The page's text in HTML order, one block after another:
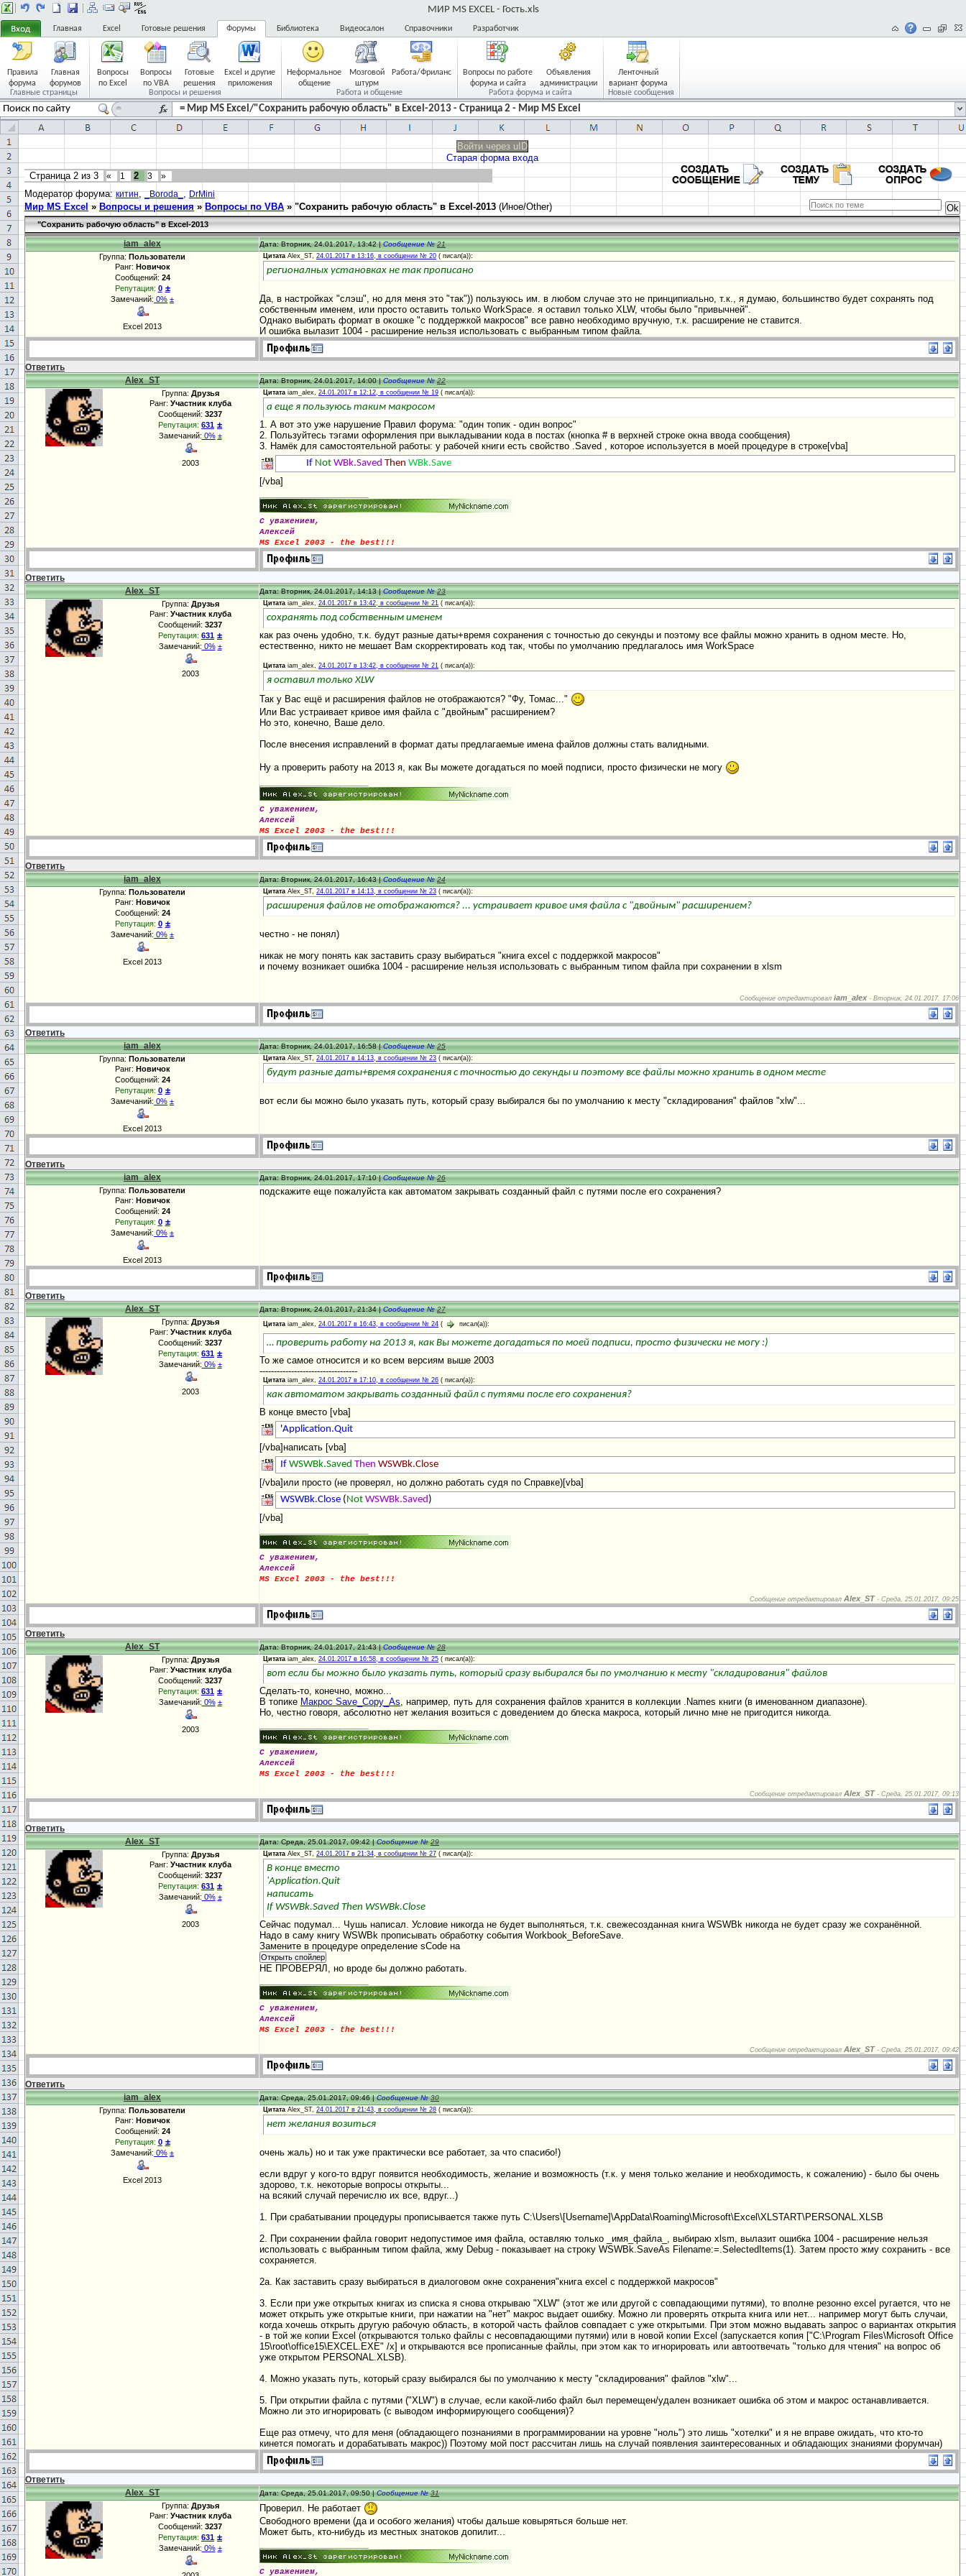
МИР MS EXCEL - Гость.xls
Главная Excel Готовые решения Форумы Библиотека Видеосалон Справочники Разработчик
Правила
форума
Главная
форумов
Главные страницы
Вопросы
по Excel
Вопросы
по VBA
Готовые
решения
Excel и другие
приложения
Вопросы и решения
Неформальное
общение
Мозговой
штурм
Работа/Фриланс
Работа и общение
Вопросы по работе
форума и сайта
Объявления
администрации
Работа форума и сайта
Ленточный
вариант форума
Новые сообщения
= Мир MS Excel/"Сохранить рабочую область" в Excel-2013 - Страница 2 - Мир MS Excel
Войти через uID
Старая форма входа
Страница 2 из 3 « 1 2 3 »
Модератор форума:китин,_Boroda_,DrMini
Мир MS Excel » Вопросы и решения » Вопросы по VBA » "Сохранить рабочую область" в Excel-2013 (Иное/Other)
"Сохранить рабочую область" в Excel-2013
iam_alex Дата: Вторник, 24.01.2017, 13:42 |Сообщение №21
Группа: Пользователи
Ранг: Новичок
Сообщений: 24
Репутация: 0 ±
Замечаний: 0% ±
Excel 2013
Цитата Alex_ST, 24.01.2017 в 13:16, в сообщении № 20 ( писал(а)):
регионалных установках не так прописано
Да, в настройках "слэш", но для меня это "так")) пользуюсь им. в любом случае это не принципиально, т.к., я думаю, большинство будет сохранять под
собственным именем, или просто оставить только WorkSpace. я оставил только XLW, чтобы было "привычней".
Однако выбирать формат в окошке "с поддержкой макросов" все равно необходимо вручную, т.к. расширение не ставится.
И ошибка вылазит 1004 - расширение нельзя использовать с выбранным типом файла.
Ответить
Alex_ST
Дата: Вторник, 24.01.2017, 14:00 |Сообщение №22
Группа: Друзья
Ранг: Участник клуба
Сообщений: 3237
Репутация: 631 ±
Замечаний: 0% ±
2003
Цитата iam_alex, 24.01.2017 в 12:12, в сообщении № 19 ( писал(а)):
а еще я пользуюсь таким макросом
1. А вот это уже нарушение Правил форума: "один топик - один вопрос"
2. Пользуйтесь тэгами оформления при выкладывании кода в постах (кнопка # в верхней строке окна ввода сообщения)
3. Намёк для самостоятельной работы: у рабочей книги есть свойство .Saved , которое используется в моей процедуре в строке[vba]
If Not WBk.Saved Then WBk.Save
[/vba]
С уважением,
Алексей
MS Excel 2003 - the best!!!
Ответить
Alex_ST
Дата: Вторник, 24.01.2017, 14:13 |Сообщение №23
Группа: Друзья
Ранг: Участник клуба
Сообщений: 3237
Репутация: 631 ±
Замечаний: 0% ±
2003
Цитата iam_alex, 24.01.2017 в 13:42, в сообщении № 21 ( писал(а)):
сохранять под собственным именем
как раз очень удобно, т.к. будут разные даты+время сохранения с точностью до секунды и поэтому все файлы можно хранить в одном месте. Но,
естественно, никто не мешает Вам скорректировать код так, чтобы по умолчанию предлагалось имя WorkSpace
Цитата iam_alex, 24.01.2017 в 13:42, в сообщении № 21 ( писал(а)):
я оставил только XLW
Так у Вас ещё и расширения файлов не отображаются? "Фу, Томас..."
Или Вас устраивает кривое имя файла с "двойным" расширением?
Но это, конечно, Ваше дело.
После внесения исправлений в формат даты предлагаемые имена файлов должны стать валидными.
Ну а проверить работу на 2013 я, как Вы можете догадаться по моей подписи, просто физически не могу
С уважением,
Алексей
MS Excel 2003 - the best!!!
Ответить
iam_alex
Дата: Вторник, 24.01.2017, 16:43 |Сообщение №24
Группа: Пользователи
Ранг: Новичок
Сообщений: 24
Репутация: 0 ±
Замечаний: 0% ±
Excel 2013
Цитата Alex_ST, 24.01.2017 в 14:13, в сообщении № 23 ( писал(а)):
расширения файлов не отображаются? ... устраивает кривое имя файла с "двойным" расширением?
честно - не понял)
никак не могу понять как заставить сразу выбираться "книга excel с поддержкой макросов"
и почему возникает ошибка 1004 - расширение нельзя использовать с выбранным типом файла при сохранении в xlsm
Сообщение отредактировал iam_alex - Вторник, 24.01.2017, 17:06
Ответить
iam_alex
Дата: Вторник, 24.01.2017, 16:58 |Сообщение №25
Группа: Пользователи
Ранг: Новичок
Сообщений: 24
Репутация: 0 ±
Замечаний: 0% ±
Excel 2013
Цитата Alex_ST, 24.01.2017 в 14:13, в сообщении № 23 ( писал(а)):
будут разные даты+время сохранения с точностью до секунды и поэтому все файлы можно хранить в одном месте
вот если бы можно было указать путь, который сразу выбирался бы по умолчанию к месту "складирования" файлов "xlw"...
Ответить
iam_alex
Дата: Вторник, 24.01.2017, 17:10 |Сообщение №26
Группа: Пользователи
Ранг: Новичок
Сообщений: 24
Репутация: 0 ±
Замечаний: 0% ±
Excel 2013
подскажите еще пожалуйста как автоматом закрывать созданный файл с путями после его сохранения?
Ответить
Alex_ST
Дата: Вторник, 24.01.2017, 21:34 |Сообщение №27
Группа: Друзья
Ранг: Участник клуба
Сообщений: 3237
Репутация: 631 ±
Замечаний: 0% ±
2003
Цитата iam_alex, 24.01.2017 в 16:43, в сообщении № 24 ( писал(а)):
… проверить работу на 2013 я, как Вы можете догадаться по моей подписи, просто физически не могу :)
То же самое относится и ко всем версиям выше 2003
----------------------------------
Цитата iam_alex, 24.01.2017 в 17:10, в сообщении № 26 ( писал(а)):
как автоматом закрывать созданный файл с путями после его сохранения?
В конце вместо [vba]
'Application.Quit
[/vba]написать [vba]
If WSWBk.Saved Then WSWBk.Close
[/vba]или просто (не проверял, но должно работать судя по Справке)[vba]
WSWBk.Close (Not WSWBk.Saved)
[/vba]
С уважением,
Алексей
MS Excel 2003 - the best!!!
Сообщение отредактировал Alex_ST - Среда, 25.01.2017, 09:25
Ответить
Alex_ST
Дата: Вторник, 24.01.2017, 21:43 |Сообщение №28
Группа: Друзья
Ранг: Участник клуба
Сообщений: 3237
Репутация: 631 ±
Замечаний: 0% ±
2003
Цитата iam_alex, 24.01.2017 в 16:58, в сообщении № 25 ( писал(а)):
вот если бы можно было указать путь, который сразу выбирался бы по умолчанию к месту "складирования" файлов
Сделать-то, конечно, можно...
В топике Макрос Save_Copy_As, например, путь для сохранения файлов хранится в коллекции .Names книги (в именованном диапазоне).
Но, честно говоря, абсолютно нет желания возиться с доведением до блеска макроса, который лично мне не пригодится никогда.
С уважением,
Алексей
MS Excel 2003 - the best!!!
Сообщение отредактировал Alex_ST - Среда, 25.01.2017, 09:13
Ответить
Alex_ST
Дата: Среда, 25.01.2017, 09:42 |Сообщение №29
Группа: Друзья
Ранг: Участник клуба
Сообщений: 3237
Репутация: 631 ±
Замечаний: 0% ±
2003
Цитата Alex_ST, 24.01.2017 в 21:34, в сообщении № 27 ( писал(а)):
В конце вместо
'Application.Quit
написать
If WSWBk.Saved Then WSWBk.Close
Сейчас подумал... Чушь написал. Условие никогда не будет выполняться, т.к. свежесозданная книга WSWBk никогда не будет сразу же сохранённой.
Надо в саму книгу WSWBk прописывать обработку события Workbook_BeforeSave.
Замените в процедуре определение sCode на
НЕ ПРОВЕРЯЛ, но вроде бы должно работать.
С уважением,
Алексей
MS Excel 2003 - the best!!!
Сообщение отредактировал Alex_ST - Среда, 25.01.2017, 09:42
Ответить
iam_alex
Дата: Среда, 25.01.2017, 09:46 |Сообщение №30
Группа: Пользователи
Ранг: Новичок
Сообщений: 24
Репутация: 0 ±
Замечаний: 0% ±
Excel 2013
Цитата Alex_ST, 24.01.2017 в 21:43, в сообщении № 28 ( писал(а)):
нет желания возиться
очень жаль) но и так уже практически все работает, за что спасибо!)
если вдруг у кого-то вдруг появится необходимость, желание и возможность (т.к. у меня только желание и необходимость, к сожалению) - было бы очень
здорово, т.к. некоторые вопросы открыты...
на всякий случай перечислю их все, вдруг...)
1. При срабатывании процедуры прописывается также путь C:\Users\[Username]\AppData\Roaming\Microsoft\Excel\XLSTART\PERSONAL.XLSB
2. При сохранении файла говорит недопустимое имя файла, оставляю только _имя_файла_, выбираю xlsm, вылазит ошибка 1004 - расширение нельзя
использовать с выбранным типом файла, жму Debug - показывает на строку WSWBk.SaveAs Filename:=.SelectedItems(1). Затем просто жму сохранить - все
сохраняется.
2а. Как заставить сразу выбираться в диалоговом окне сохранения"книга excel с поддержкой макросов"
3. Если при уже открытых книгах из списка я снова открываю "XLW" (этот же или другой с совпадающими путями), то вполне резонно excel ругается, что не
может открыть уже открытые книги, при нажатии на "нет" макрос выдает ошибку. Можно ли проверять открыта книга или нет... например могут быть случаи,
когда хочешь открыть другую рабочую область, в которой часть файлов совпадает с уже открытыми. При этом можно выдавать запрос о вариантах открытия
- в той же копии Excel (открываются только файлы с несовпадающими путями) или в новой копии Excel (запускается копия ["C:\Program Files\Microsoft Office
15\root\office15\EXCEL.EXE" /x] и открываются все прописанные файлы, при этом как то игнорировать или автоотвечать "только для чтения" на вопрос об
уже открытом PERSONAL.XLSB).
4. Можно указать путь, который сразу выбирался бы по умолчанию к месту "складирования" файлов "xlw"...
5. При открытии файла с путями ("XLW") в случае, если какой-либо файл был перемещен/удален возникает ошибка об этом и макрос останавливается.
Можно ли это игнорировать (с выводом информирующего сообщения)?
Еще раз отмечу, что для меня (обладающего познаниями в программировании на уровне "ноль") это лишь "хотелки" и я не вправе ожидать, что кто-то
кинется помогать и дорабатывать макрос)) Поэтому мой пост рассчитан лишь на случай появления заинтересованных и обладающих знаниями форумчан)
Ответить
Alex_ST
Дата: Среда, 25.01.2017, 09:50 |Сообщение №31
Группа: Друзья
Ранг: Участник клуба
Сообщений: 3237
Репутация: 631 ±
Замечаний: 0% ±
Проверил. Не работает
Свободного времени (да и особого желания) чтобы дальше ковыряться больше нет.
Может быть, кто-нибудь из местных знатоков допилит...
С уважением,